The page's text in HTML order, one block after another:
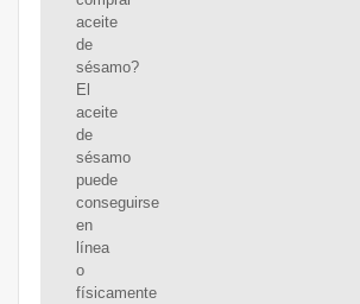
aceite
de
sésamo?
El
aceite
de
sésamo
puede
conseguirse
en
línea
o
físicamente